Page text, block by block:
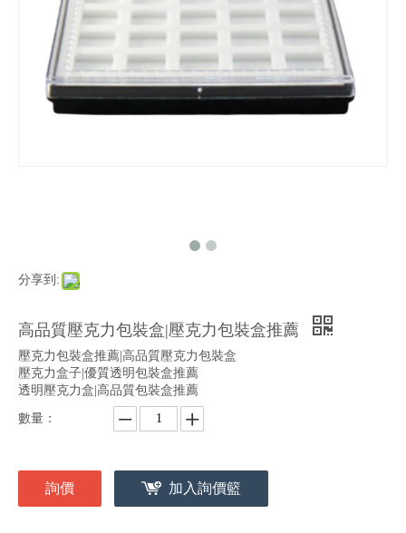
分享到:
高品質壓克力包裝盒|壓克力包裝盒推薦
壓克力包裝盒推薦|高品質壓克力包裝盒
壓克力盒子|優質透明包裝盒推薦
透明壓克力盒|高品質包裝盒推薦
數量：
詢價 加入詢價籃